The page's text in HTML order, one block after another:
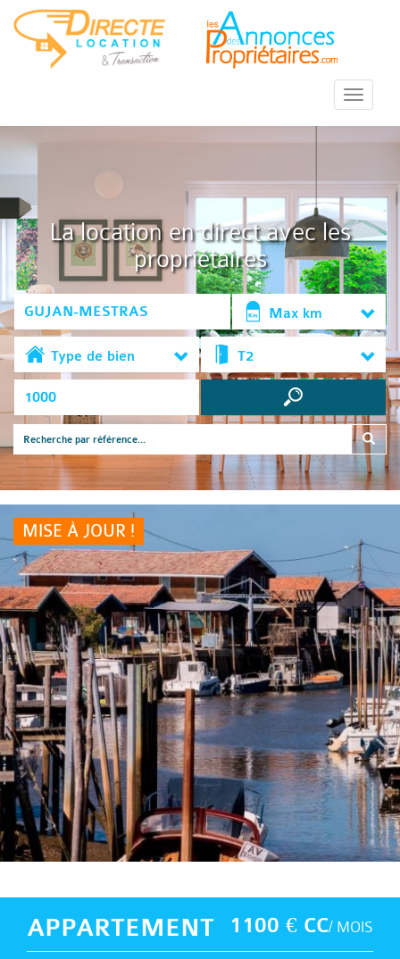
::Menu::
La location en direct avec les
propriétaires
Max km
Type de bien T2
MISE À JOUR !
1100 € CC/ MOIS
APPARTEMENT